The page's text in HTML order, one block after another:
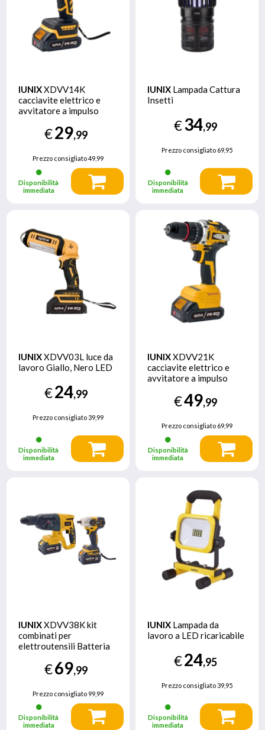
IUNIXXDVV14K
cacciavite elettrico e
avvitatore a impulso
€29,99
Prezzo consigliato49,99
Disponibilità
immediata
IUNIX Lampada Cattura
Insetti
€34,99
Prezzo consigliato 69,95
Disponibilità
immediata
IUNIXXDVV03L luce da
lavoro Giallo, Nero LED
€24,99
Prezzo consigliato39,99
Disponibilità
immediata
IUNIXXDVV21K
cacciavite elettrico e
avvitatore a impulso
€49,99
Prezzo consigliato 69,99
Disponibilità
immediata
IUNIXXDVV38K kit
combinati per
elettroutensili Batteria
€69,99
Prezzo consigliato99,99
Disponibilità
immediata
IUNIX Lampada da
lavoro a LED ricaricabile
€24,95
Prezzo consigliato39,95
Disponibilità
immediata